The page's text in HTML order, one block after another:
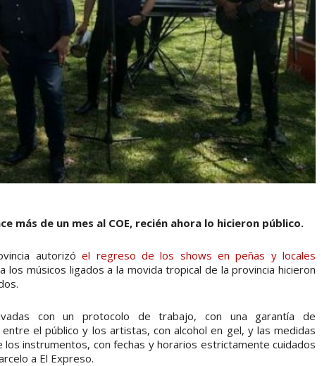
más de un mes al COE, recién ahora lo hicieron público.
autorizóel regreso de los shows en peñas y locales
los músicos ligados a la movida tropical de la provincia hicieron
con un protocolo de trabajo, con una garantía de
el público y los artistas, con alcohol en gel, y las medidas
instrumentos, con fechas y horarios estrictamente cuidados
a El Expreso.